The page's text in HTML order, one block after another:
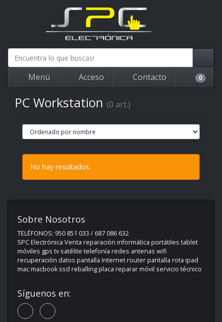
Menú Acceso Contacto 0
PC Workstation (0 art.)
No hay resultados.
Sobre Nosotros
TELÉFONOS: 950 851 033 / 687 086 632
SPC Electrónica Venta reparación informática portátiles tablet
móviles gps tv satélite telefonía redes antenas wifi
recuperación datos pantalla Internet router pantalla rota ipad
mac macbook ssd reballing placa reparar móvil servicio técnico
Síguenos en: